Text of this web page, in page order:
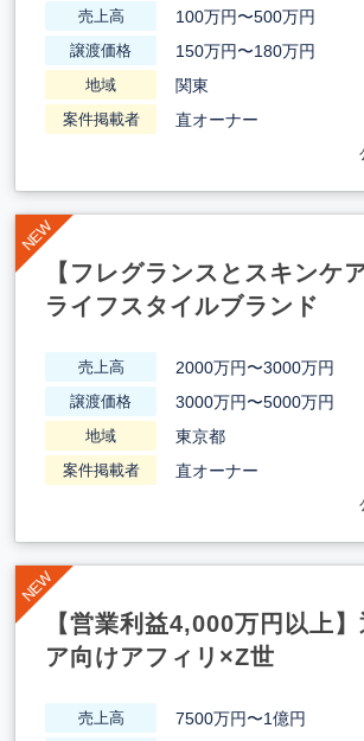
売上高 100万円〜500万円
譲渡価格 150万円〜180万円
地域 関東
案件掲載者 直オーナー
【フレグランスとスキンケ
ライフスタイルブランド
売上高 2000万円〜3000万円
譲渡価格 3000万円〜5000万円
地域 東京都
案件掲載者 直オーナー
【営業利益4,000万円以上
ア向けアフィリ×Z世
売上高 7500万円〜1億円